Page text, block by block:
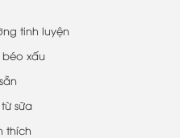
tinh luyện
xấu
sữa
thích